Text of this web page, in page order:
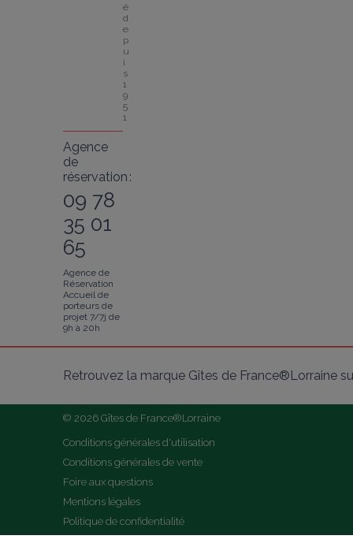
é
d
e
p
u
i
s
1
9
5
1
Agence
de
réservation :
09 78
35 01
65
Agence de
Réservation
Accueil de
porteurs de
projet 7/7j de
9h à 20h
Retrouvez la marque Gîtes de France®Lorraine
© 2026 Gîtes de France®Lorraine
Conditions générales d'utilisation
Conditions générales de vente
Foire aux questions
Mentions légales
Politique de confidentialité